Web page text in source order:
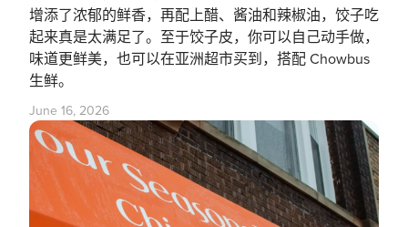
增添了浓郁的鲜香，再配上醋、酱油和辣椒油，饺子吃
起来真是太满足了。至于饺子皮，你可以自己动手做，
味道更鲜美，也可以在亚洲超市买到，搭配 Chowbus
生鲜。
June 16, 2026